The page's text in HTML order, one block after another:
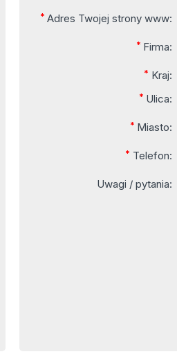
* Adres Twojej strony www:
* Firma:
* Kraj:
* Ulica:
* Miasto:
* Telefon:
Uwagi / pytania: